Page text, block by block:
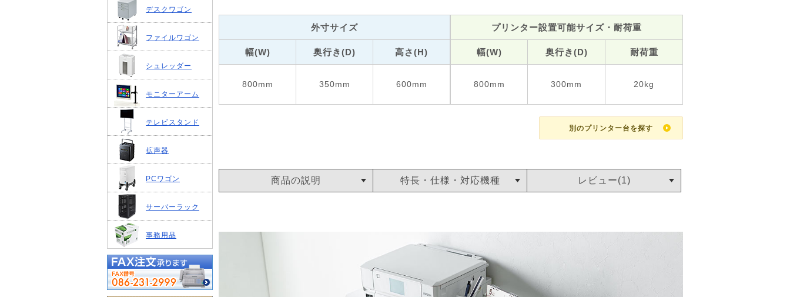
デスクワゴン
ファイルワゴン
シュレッダー
モニターアーム
テレビスタンド
拡声器
PCワゴン
サーバーラック
事務用品
外寸サイズ プリンター設置可能サイズ・耐荷重
幅(W) 奥行き(D) 高さ(H) 幅(W) 奥行き(D) 耐荷重
800mm 350mm 600mm 800mm 300mm 20kg
別のプリンター台を探す
商品の説明 特長・仕様・対応機種 レビュー(1)